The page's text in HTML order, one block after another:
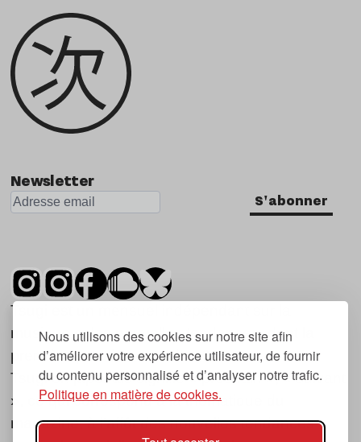
Nous utilisons des cookies sur notre site afin
d’améliorer votre expérience utilisateur, de fournir
du contenu personnalisé et d’analyser notre trafic.
Politique en matière de cookies.
Newsletter
S'abonner
Tsugi est un mensuel indépendant sur la
musique et les nouvelles tendances, dont la
première parution date de 2007.
Tsugi en japonais signifie « prochain », « suivant
», ce qui correspond à la thématique du
magazine, à l’affût des nouvelles tendances